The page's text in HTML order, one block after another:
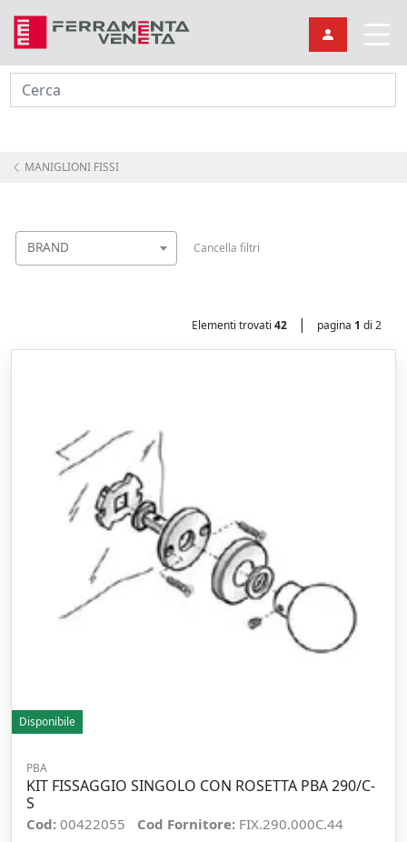
Cerca
MANIGLIONI FISSI
BRAND Cancella filtri
Elementi trovati 42 | pagina 1 di 2
Disponibile
PBA
KIT FISSAGGIO SINGOLO CON ROSETTA PBA 290/C-
S
Cod: 00422055 Cod Fornitore: FIX.290.000C.44